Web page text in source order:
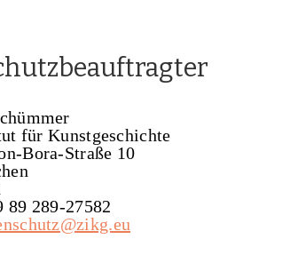
für Kunstgeschichte
Bora-Straße 10
89 289-27582